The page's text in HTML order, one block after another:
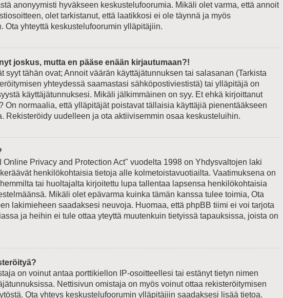
anonyymisti hyväkseen keskustelufoorumia. Mikäli olet varma, että annoit
olet tarkistanut, että laatikkosi ei ole täynnä ja myös
Ota yhteyttä keskustelufoorumin ylläpitäjiin.
joskus, mutta en pääse enään kirjautumaan?!
syyt tähän ovat; Annoit väärän käyttäjätunnuksen tai salasanan (Tarkista
yhteydessä saamastasi sähköpostiviestistä) tai ylläpitäjä on
käyttäjätunnuksesi. Mikäli jälkimmäinen on syy. Et ehkä kirjoittanut
On normaalia, että ylläpitäjät poistavat tällaisia käyttäjiä pienentääkseen
Rekisteröidy uudelleen ja ota aktiivisemmin osaa keskusteluihin.
Online Privacy and Protection Act" vuodelta 1998 on Yhdysvaltojen laki
henkilökohtaisia tietoja alle kolmetoistavuotiailta. Vaatimuksena on
tai huoltajalta kirjoitettu lupa tallentaa lapsensa henkilökohtaisia
Mikäli olet epävarma kuinka tämän kanssa tulee toimia, Ota
lakimieheen saadaksesi neuvoja. Huomaa, että phpBB tiimi ei voi tarjota
ja heihin ei tule ottaa yteyttä muutenkuin tietyissä tapauksissa, joista on
on voinut antaa porttikiellon IP-osoitteellesi tai estänyt tietyn nimen
Nettisivun omistaja on myös voinut ottaa rekisteröitymisen
Ota yhteys keskustelufoorumin ylläpitäjiin saadaksesi lisää tietoa.